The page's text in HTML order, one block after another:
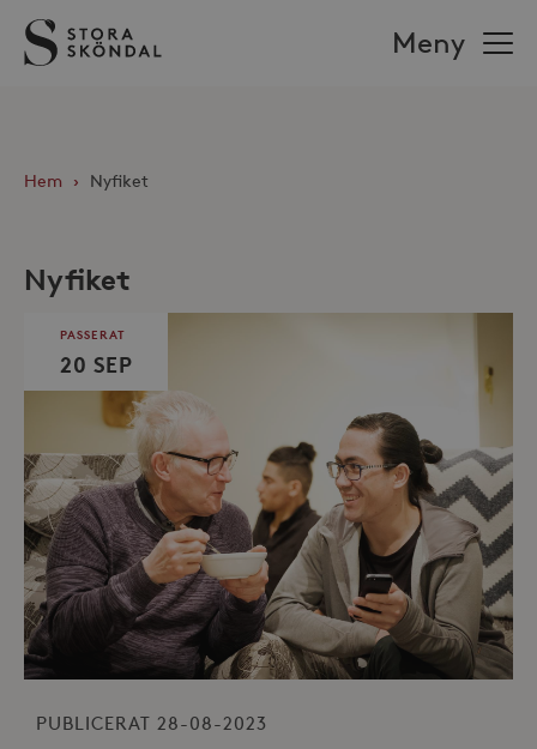
Stora
Sköndal
Meny
Hem › Nyfiket
Nyfiket
PASSERAT
20 SEP
PUBLICERAT 28-08-2023